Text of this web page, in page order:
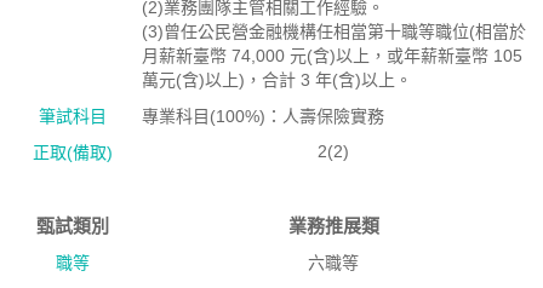
(2)業務團隊主管相關工作經驗。
(3)曾任公民營金融機構任相當第十職等職位(相當於
月薪新臺幣 74,000 元(含)以上，或年薪新臺幣 105
萬元(含)以上)，合計 3 年(含)以上。
筆試科目
專業科目(100%)：人壽保險實務
正取(備取)
2(2)
甄試類別 業務推展類
職等
六職等